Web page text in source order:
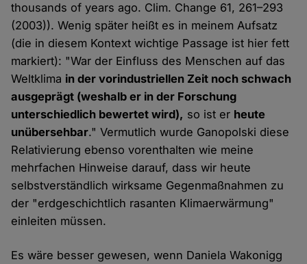
thousands of years ago. Clim. Change 61, 261–293
(2003)). Wenig später heißt es in meinem Aufsatz
(die in diesem Kontext wichtige Passage ist hier fett
markiert): "War der Einfluss des Menschen auf das
Weltklima in der vorindustriellen Zeit noch schwach
ausgeprägt (weshalb er in der Forschung
unterschiedlich bewertet wird), so ist er heute
unübersehbar." Vermutlich wurde Ganopolski diese
Relativierung ebenso vorenthalten wie meine
mehrfachen Hinweise darauf, dass wir heute
selbstverständlich wirksame Gegenmaßnahmen zu
der "erdgeschichtlich rasanten Klimaerwärmung"
einleiten müssen.
Es wäre besser gewesen, wenn Daniela Wakonigg